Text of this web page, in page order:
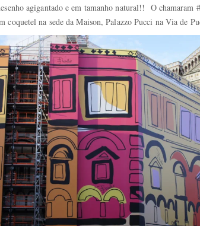
agigantado e em tamanho natural!! O
coquetel na sede da Maison, Palazzo Pucci na Via de